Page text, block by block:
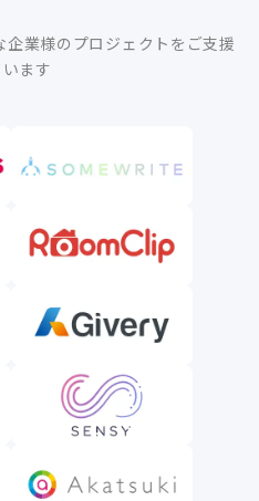
企業様のプロジェクトをご支援